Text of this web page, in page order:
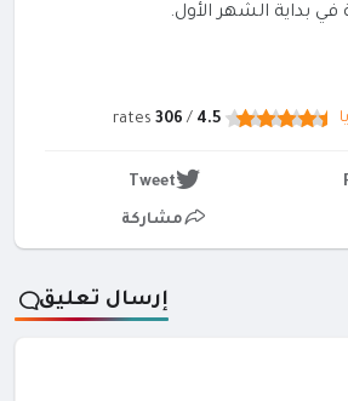
في بداية الشهر الأول.
4.5
/
306
rates
Tweet
مشاركة
إرسال تعليق